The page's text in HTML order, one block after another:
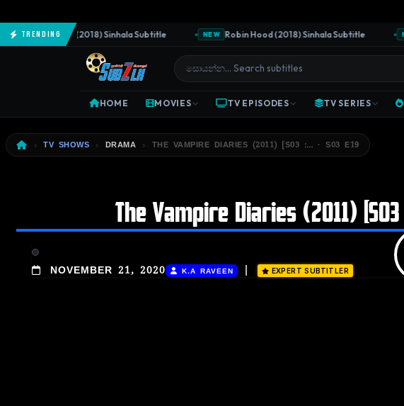
Trending
The Predator (2018) Sinhala Subtitle NEW Robin Hood (2018) Sinhala Subtitle NEW
HOME MOVIES TV EPISODES TV SERIES
TV SHOWS DRAMA THE VAMPIRE DIARIES (2011) [S03 :… · S03 E19
The Vampire Diaries (2011)
NOVEMBER 21, 2020 K.A RAVEEN EXPERT SUBTITLER